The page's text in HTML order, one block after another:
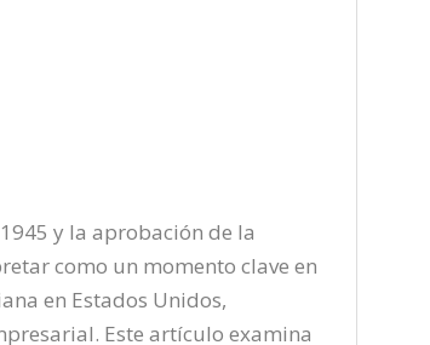
y la aprobación de la
como un momento clave en
en Estados Unidos,
Este artículo examina